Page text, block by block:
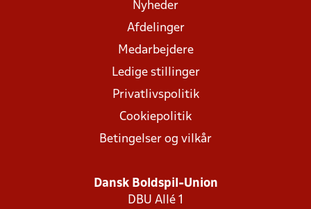
Nyheder
Afdelinger
Medarbejdere
Ledige stillinger
Privatlivspolitik
Cookiepolitik
Betingelser og vilkår
Dansk Boldspil-Union
DBU Allé 1